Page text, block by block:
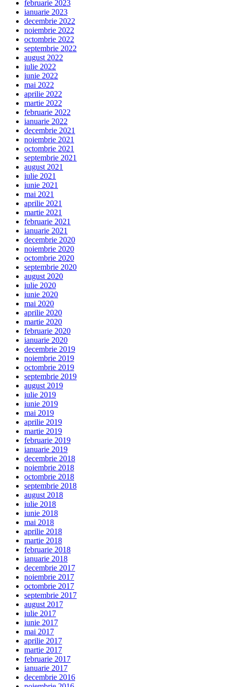
februarie 2023
ianuarie 2023
decembrie 2022
noiembrie 2022
octombrie 2022
septembrie 2022
august 2022
iulie 2022
iunie 2022
mai 2022
aprilie 2022
martie 2022
februarie 2022
ianuarie 2022
decembrie 2021
noiembrie 2021
octombrie 2021
septembrie 2021
august 2021
iulie 2021
iunie 2021
mai 2021
aprilie 2021
martie 2021
februarie 2021
ianuarie 2021
decembrie 2020
noiembrie 2020
octombrie 2020
septembrie 2020
august 2020
iulie 2020
iunie 2020
mai 2020
aprilie 2020
martie 2020
februarie 2020
ianuarie 2020
decembrie 2019
noiembrie 2019
octombrie 2019
septembrie 2019
august 2019
iulie 2019
iunie 2019
mai 2019
aprilie 2019
martie 2019
februarie 2019
ianuarie 2019
decembrie 2018
noiembrie 2018
octombrie 2018
septembrie 2018
august 2018
iulie 2018
iunie 2018
mai 2018
aprilie 2018
martie 2018
februarie 2018
ianuarie 2018
decembrie 2017
noiembrie 2017
octombrie 2017
septembrie 2017
august 2017
iulie 2017
iunie 2017
mai 2017
aprilie 2017
martie 2017
februarie 2017
ianuarie 2017
decembrie 2016